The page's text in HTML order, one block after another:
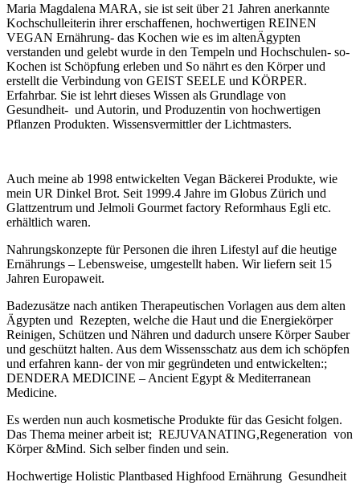
Maria Magdalena MARA, sie ist seit über 21 Jahren anerkannte
Kochschulleiterin ihrer erschaffenen, hochwertigen REINEN
VEGAN Ernährung- das Kochen wie es im altenÄgypten
verstanden und gelebt wurde in den Tempeln und Hochschulen- so-
Kochen ist Schöpfung erleben und So nährt es den Körper und
erstellt die Verbindung von GEIST SEELE und KÖRPER.
Erfahrbar. Sie ist lehrt dieses Wissen als Grundlage von
Gesundheit- und Autorin, und Produzentin von hochwertigen
Pflanzen Produkten. Wissensvermittler der Lichtmasters.
Auch meine ab 1998 entwickelten Vegan Bäckerei Produkte, wie
mein UR Dinkel Brot. Seit 1999.4 Jahre im Globus Zürich und
Glattzentrum und Jelmoli Gourmet factory Reformhaus Egli etc.
erhältlich waren.
Nahrungskonzepte für Personen die ihren Lifestyl auf die heutige
Ernährungs – Lebensweise, umgestellt haben. Wir liefern seit 15
Jahren Europaweit.
Badezusätze nach antiken Therapeutischen Vorlagen aus dem alten
Ägypten und Rezepten, welche die Haut und die Energiekörper
Reinigen, Schützen und Nähren und dadurch unsere Körper Sauber
und geschützt halten. Aus dem Wissensschatz aus dem ich schöpfen
und erfahren kann- der von mir gegründeten und entwickelten:;
DENDERA MEDICINE – Ancient Egypt & Mediterranean
Medicine.
Es werden nun auch kosmetische Produkte für das Gesicht folgen.
Das Thema meiner arbeit ist; REJUVANATING,Regeneration von
Körper &Mind. Sich selber finden und sein.
Hochwertige Holistic Plantbased Highfood Ernährung Gesundheit